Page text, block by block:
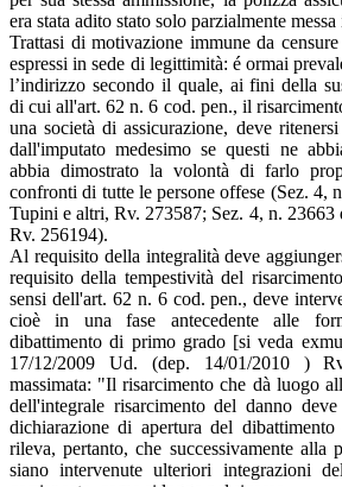
era stata adito stato solo parzialmente
Trattasi di motivazione immune da
espressi in sede di legittimità: é ormai
l’indirizzo secondo il quale, ai fini della
di cui all'art. 62 n. 6 cod. pen., il
una società di assicurazione, deve
dall'imputato medesimo se questi ne
abbia dimostrato la volontà di farlo
confronti di tutte le persone offese (Sez. 4,
Tupini e altri, Rv. 273587; Sez. 4, n. 23663
Rv. 256194).
Al requisito della integralità deve
requisito della tempestività del
sensi dell'art. 62 n. 6 cod. pen., deve
cioè in una fase antecedente alle
dibattimento di primo grado [si veda
17/12/2009 Ud. (dep. 14/01/2010 )
massimata: "Il risarcimento che dà luogo
dell'integrale risarcimento del danno
dichiarazione di apertura del
rileva, pertanto, che successivamente alla
siano intervenute ulteriori integrazioni